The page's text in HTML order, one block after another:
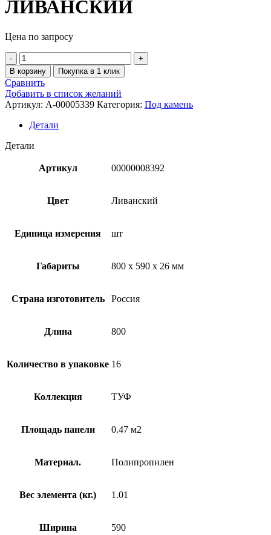
ЛИВАНСКИЙ
Цена по запросу
В корзину Покупка в 1 клик
Сравнить
Добавить в список желаний
Артикул: A-00005339 Категория: Под камень
Детали
Детали
Артикул 00000008392
Цвет Ливанский
Единица измерения шт
Габариты 800 x 590 x 26 мм
Страна изготовитель Россия
Длина 800
Количество в упаковке 16
Коллекция ТУФ
Площадь панели 0.47 м2
Материал. Полипропилен
Вес элемента (кг.) 1.01
Ширина 590